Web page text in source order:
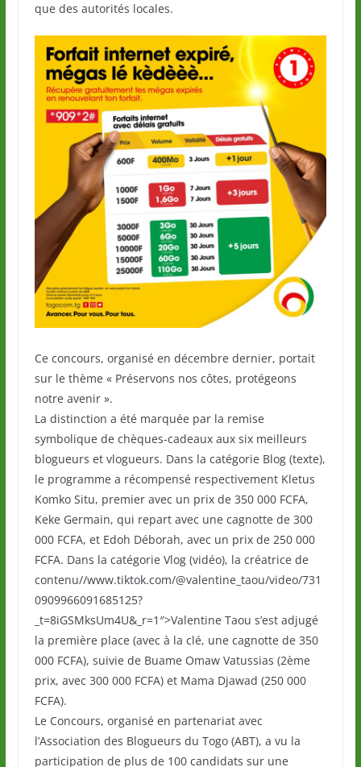
que des autorités locales.
Ce concours, organisé en décembre dernier, portait
sur le thème « Préservons nos côtes, protégeons
notre avenir ».
La distinction a été marquée par la remise
symbolique de chèques-cadeaux aux six meilleurs
blogueurs et vlogueurs. Dans la catégorie Blog (texte),
le programme a récompensé respectivement Kletus
Komko Situ, premier avec un prix de 350 000 FCFA,
Keke Germain, qui repart avec une cagnotte de 300
000 FCFA, et Edoh Déborah, avec un prix de 250 000
FCFA. Dans la catégorie Vlog (vidéo), la créatrice de
contenu//www.tiktok.com/@valentine_taou/video/731
0909966091685125?
_t=8iGSMksUm4U&_r=1″>Valentine Taou s’est adjugé
la première place (avec à la clé, une cagnotte de 350
000 FCFA), suivie de Buame Omaw Vatussias (2ème
prix, avec 300 000 FCFA) et Mama Djawad (250 000
FCFA).
Le Concours, organisé en partenariat avec
l’Association des Blogueurs du Togo (ABT), a vu la
participation de plus de 100 candidats sur une